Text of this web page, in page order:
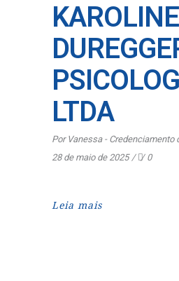
KAROLINE
LTDA
Por Vanessa - Credenciamento
28 de maio de 2025
0
Leia mais